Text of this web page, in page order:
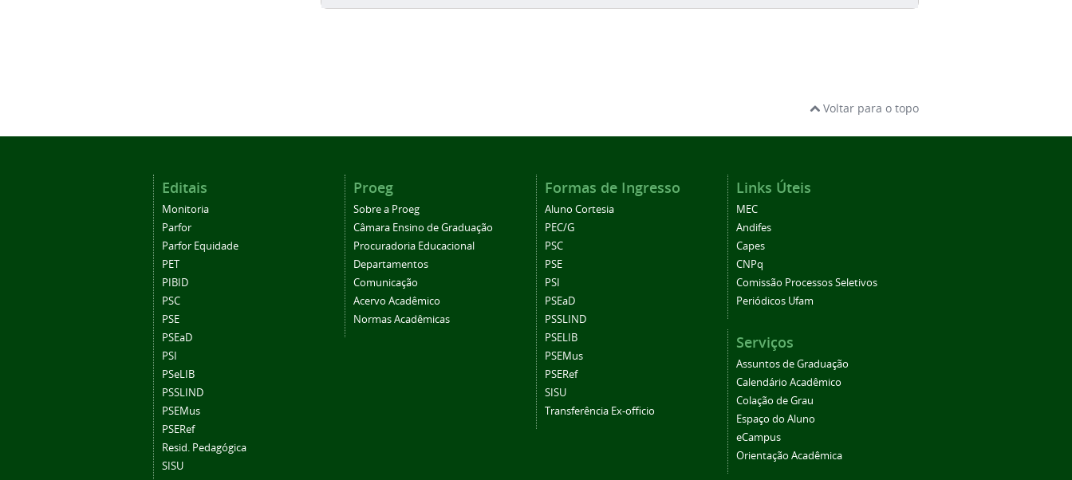
Voltar para o topo
Editais
Monitoria
Parfor
Parfor Equidade
PET
PIBID
PSC
PSE
PSEaD
PSI
PSeLIB
PSSLIND
PSEMus
PSERef
Resid. Pedagógica
SISU
Proeg
Sobre a Proeg
Câmara Ensino de Graduação
Procuradoria Educacional
Departamentos
Comunicação
Acervo Acadêmico
Normas Acadêmicas
Formas de Ingresso
Aluno Cortesia
PEC/G
PSC
PSE
PSI
PSEaD
PSSLIND
PSELIB
PSEMus
PSERef
SISU
Transferência Ex-officio
Links Úteis
MEC
Andifes
Capes
CNPq
Comissão Processos Seletivos
Periódicos Ufam
Serviços
Assuntos de Graduação
Calendário Acadêmico
Colação de Grau
Espaço do Aluno
eCampus
Orientação Acadêmica